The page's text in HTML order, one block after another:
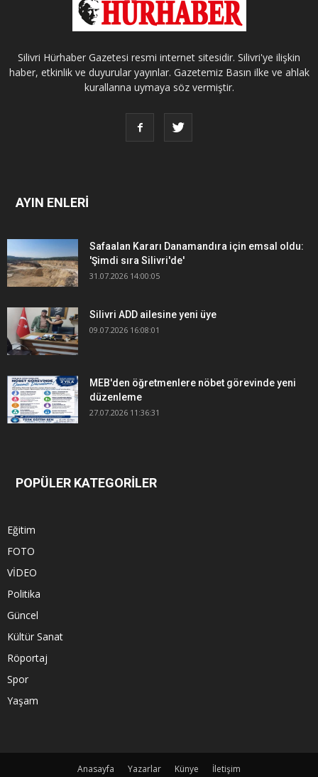
Silivri Hürhaber Gazetesi resmi internet sitesidir. Silivri'ye ilişkin
haber, etkinlik ve duyurular yayınlar. Gazetemiz Basın ilke ve ahlak
kurallarına uymaya söz vermiştir.
AYIN ENLERİ
Safaalan Kararı Danamandıra için emsal oldu:
'Şimdi sıra Silivri'de'
31.07.2026 14:00:05
Silivri ADD ailesine yeni üye
09.07.2026 16:08:01
MEB'den öğretmenlere nöbet görevinde yeni
düzenleme
27.07.2026 11:36:31
POPÜLER KATEGORİLER
Eğitim
FOTO
VİDEO
Politika
Güncel
Kültür Sanat
Röportaj
Spor
Yaşam
Anasayfa Yazarlar Künye
İletişim